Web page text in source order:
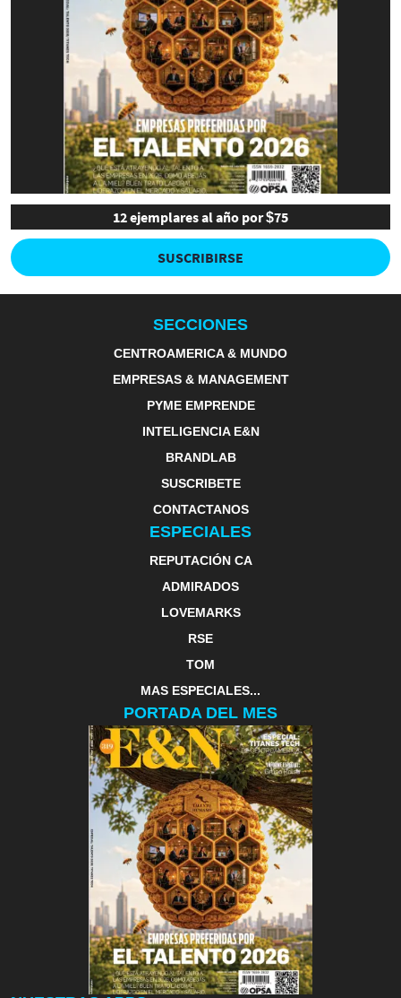
12 ejemplares al año por $75
SUSCRIBIRSE
SECCIONES
CENTROAMERICA & MUNDO
EMPRESAS & MANAGEMENT
PYME EMPRENDE
INTELIGENCIA E&N
BRANDLAB
SUSCRIBETE
CONTACTANOS
ESPECIALES
REPUTACIÓN CA
ADMIRADOS
LOVEMARKS
RSE
TOM
MAS ESPECIALES...
PORTADA DEL MES